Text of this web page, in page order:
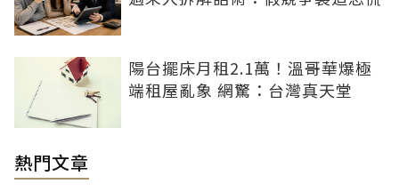
陽台擺床月租2.1萬！溫哥華爆極
端租屋亂象 網驚：台灣真天堂
熱門文章